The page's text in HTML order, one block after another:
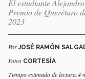
El estudiante
Premio de Querétaro
2023
PorJOSÉ RAMÓN
Fotos CORTESÍA
Tiempo estimado de lectura:4